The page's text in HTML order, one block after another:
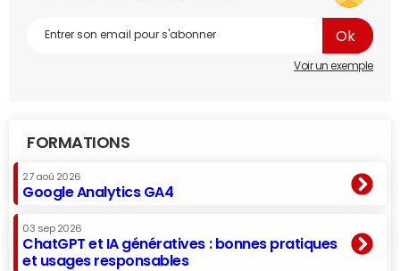
Voir un exemple
FORMATIONS
27 aoû 2026
Google Analytics GA4
03 sep 2026
ChatGPT et IA génératives : bonnes pratiques
et usages responsables